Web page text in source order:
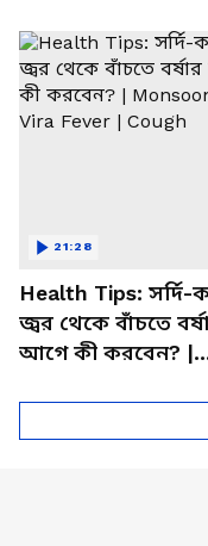
Health Tips: সর্দি-
জ্বর থেকে বাঁচতে
আগে কী করবেন? |
21:28